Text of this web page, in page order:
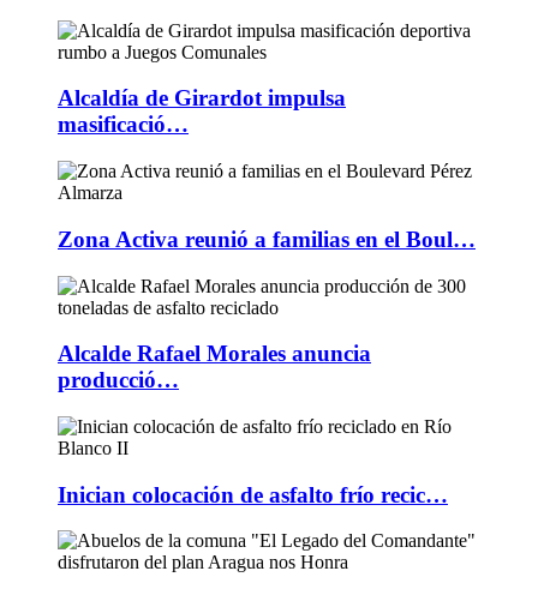
Alcaldía de Girardot impulsa
masificació…
Zona Activa reunió a familias en el Boul…
Alcalde Rafael Morales anuncia
producció…
Inician colocación de asfalto frío recic…